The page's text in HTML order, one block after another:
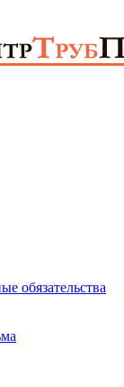
обязательства